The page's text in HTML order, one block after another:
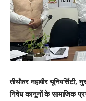
तीर्थंकर महावीर
निषेध कानूनों के सामाजिक